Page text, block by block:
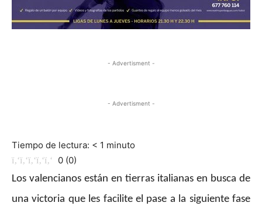
- Advertisment -
- Advertisment -
Tiempo de lectura: < 1 minuto
0 (0)
Los valencianos están en tierras italianas en busca de
una victoria que les facilite el pase a la siguiente fase